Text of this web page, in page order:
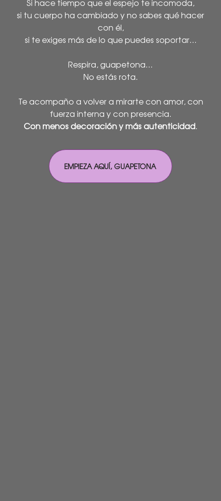
Si hace tiempo que el espejo te incomoda,
si tu cuerpo ha cambiado y no sabes qué hacer
con él,
si te exiges más de lo que puedes soportar…
Respira, guapetona...
No estás rota.
Te acompaño a volver a mirarte con amor, con
fuerza interna y con presencia.
Con menos decoración y más autenticidad.
EMPIEZA AQUÍ, GUAPETONA